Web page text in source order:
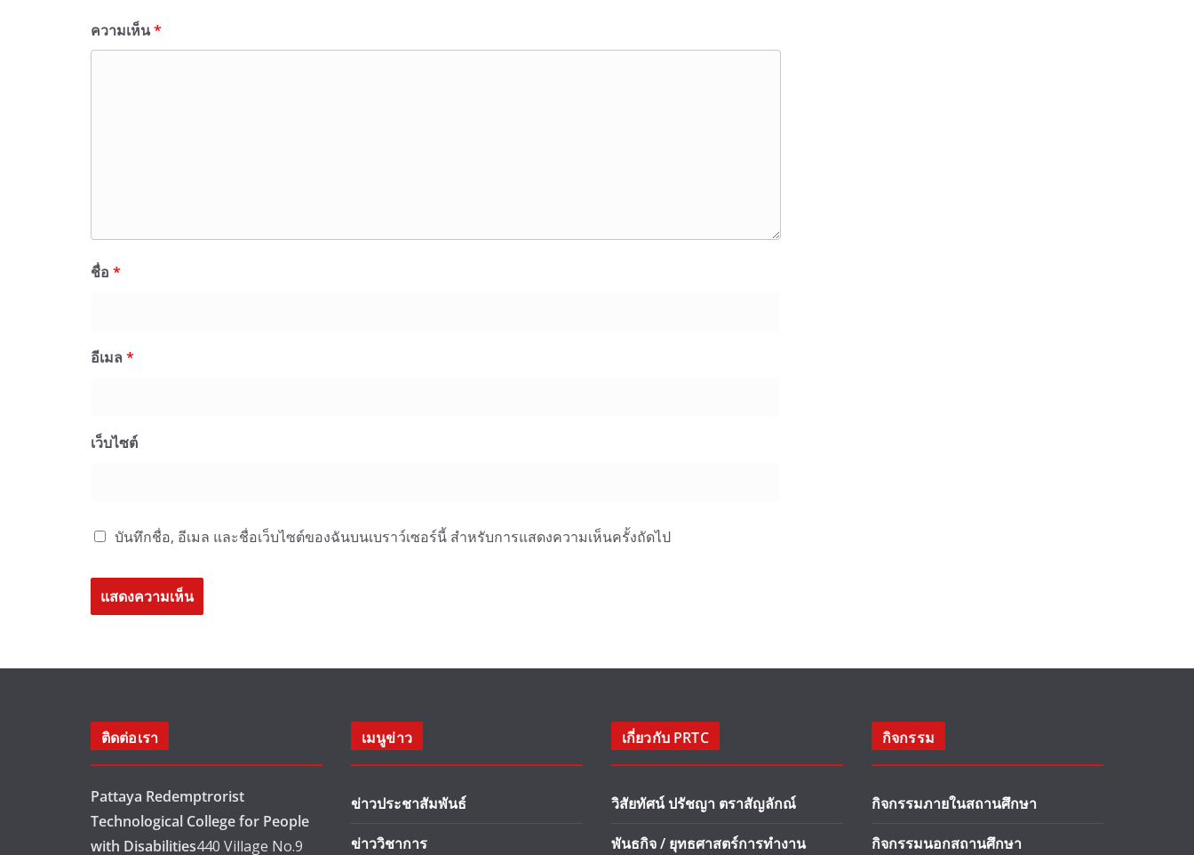
ความเห็น*
ชื่อ *
อีเมล *
เว็บไซต์
บันทึกชื่อ, อีเมล และชื่อเว็บไซต์ของฉันบนเบราว์เซอร์นี้ สำหรับการแสดงความเห็นครั้งถัดไป
ติดต่อเรา
Pattaya Redemptrorist
Technological College for People
with Disabilities440 Village No.9
เมนูข่าว
ข่าวประชาสัมพันธ์
ข่าววิชาการ
เกี่ยวกับ PRTC
วิสัยทัศน์ ปรัชญา ตราสัญลักณ์
พันธกิจ / ยุทธศาสตร์การทำงาน
กิจกรรม
กิจกรรมภายในสถานศึกษา
กิจกรรมนอกสถานศึกษา